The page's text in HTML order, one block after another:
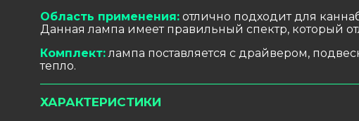
Область применения: отлично подходит для
Данная лампа имеет правильный спектр, который
Комплект: лампа поставляется с драйвером,
тепло.
ХАРАКТЕРИСТИКИ